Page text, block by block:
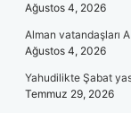
Ağustos 4, 2026
Alman vatandaşları
Ağustos 4, 2026
Yahudilikte Şabat
Temmuz 29, 2026